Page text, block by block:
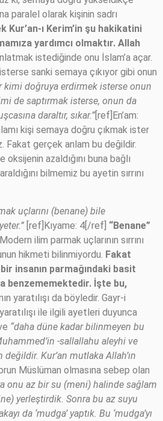
paralel olarak kişinin sadrı
Kur’an-ı Kerim’in şu hakikatini
yardımcı olmaktır. Allah
istediğinde onu İslam’a açar.
sanki semaya çıkıyor gibi onun
kimi doğruya erdirmek isterse onun
de saptırmak isterse, onun da
daraltır, sıkar.” [ref]En’am:
kişi semaya doğru çıkmak ister
Fakat gerçek anlam bu değildir.
azaldığını buna bağlı
bilmemiz bu ayetin sırrını
uçlarını (benane) bile
[ref]Kıyame: 4[/ref] “Benane”
ilim parmak uçlarının sırrını
hikmeti bilinmiyordu. Fakat
insanın parmağındaki basit
benzememektedir. İşte bu,
yaratılışı da böyledir. Gayr-i
ile ilgili ayetleri duyunca
“daha düne kadar bilinmeyen bu
-sallallahu aleyhi ve
Kur’an mutlaka Allah’ın
Müslüman olmasına sebep olan
onu az bir su (meni) halinde sağlam
yerleştirdik. Sonra bu az suyu
da ‘mudga’ yaptık. Bu ‘mudga’yı